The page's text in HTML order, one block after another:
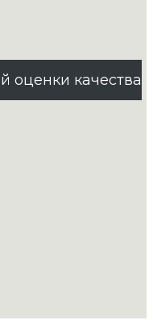
оценки качества